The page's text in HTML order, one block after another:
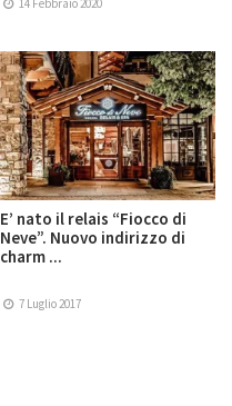
14 Febbraio 2020
E’ nato il relais “Fiocco di
Neve”. Nuovo indirizzo di
charm ...
7 Luglio 2017